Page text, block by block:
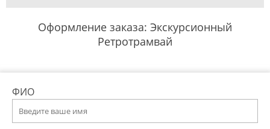
Оформление заказа: Экскурсионный
Ретротрамвай
ФИО